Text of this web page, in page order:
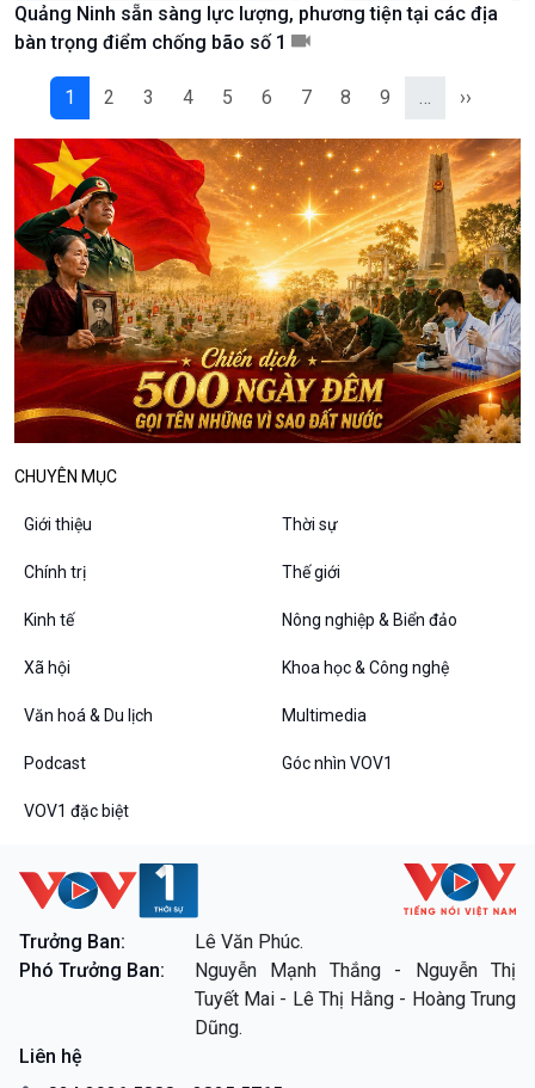
Podcast
Góc nhìn VOV1
10 phút Sự kiện - Luận bàn
Dòng chảy sự kiện
Đối thoại
Diễn đàn chủ nhật
Chuyện đêm
VOV1 đặc biệt
Chân dung cuộc sống
Quảng Ninh sẵn sàng lực lượng, phương tiện tại các địa
bàn trọng điểm chống bão số 1
1 2 3 4 5 6 7 8 9 ››
CHUYÊN MỤC
Giới thiệu Thời sự
Chính trị Thế giới
Kinh tế Nông nghiệp & Biển đảo
Xã hội Khoa học & Công nghệ
Văn hoá & Du lịch Multimedia
Podcast Góc nhìn VOV1
VOV1 đặc biệt
Trưởng Ban:
Lê Văn Phúc.
Phó Trưởng Ban:
Nguyễn Mạnh Thắng - Nguyễn Thị
Tuyết Mai - Lê Thị Hằng - Hoàng Trung
Dũng.
Liên hệ